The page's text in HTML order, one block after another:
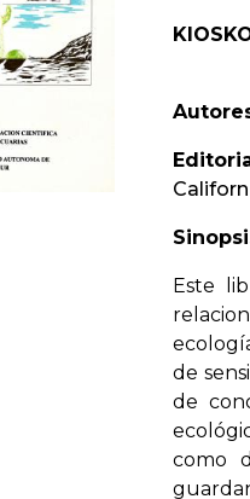
Este
de
de
como